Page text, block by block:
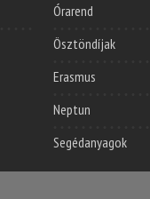
Órarend
Ösztöndíjak
Erasmus
Neptun
Segédanyagok